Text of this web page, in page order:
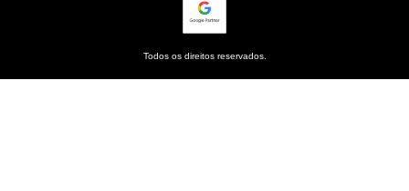
Todos os direitos reservados.